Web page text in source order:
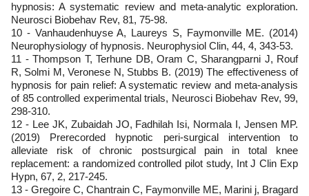
hypnosis: A systematic review and meta-analytic exploration.
Neurosci Biobehav Rev, 81, 75-98.
10 - Vanhaudenhuyse A, Laureys S, Faymonville ME. (2014)
Neurophysiology of hypnosis. Neurophysiol Clin, 44, 4, 343-53.
11 - Thompson T, Terhune DB, Oram C, Sharangparni J, Rouf
R, Solmi M, Veronese N, Stubbs B. (2019) The effectiveness of
hypnosis for pain relief: A systematic review and meta-analysis
of 85 controlled experimental trials, Neurosci Biobehav Rev, 99,
298-310.
12 - Lee JK, Zubaidah JO, Fadhilah Isi, Normala I, Jensen MP.
(2019) Prerecorded hypnotic peri-surgical intervention to
alleviate risk of chronic postsurgical pain in total knee
replacement: a randomized controlled pilot study, Int J Clin Exp
Hypn, 67, 2, 217-245.
13 - Gregoire C, Chantrain C, Faymonville ME, Marini j, Bragard